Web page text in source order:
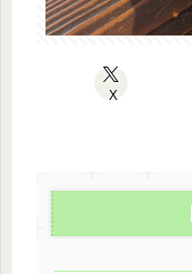
X